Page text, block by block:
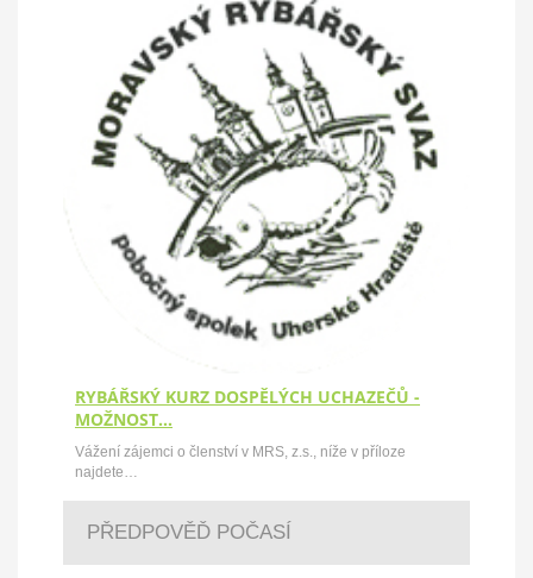
RYBÁŘSKÝ KURZ DOSPĚLÝCH UCHAZEČŮ -
MOŽNOST…
Vážení zájemci o členství v MRS, z.s., níže v příloze
najdete…
PŘEDPOVĚĎ POČASÍ